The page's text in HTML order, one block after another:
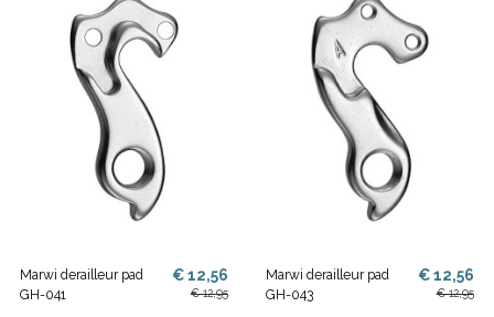
Marwi derailleur pad
GH-041
€ 12,56
€ 12,95
Marwi derailleur pad
GH-043
€ 12,56
€ 12,95